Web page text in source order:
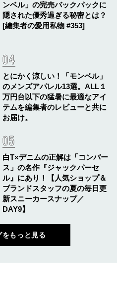
ンベル」の完売バックパックに
隠された優秀過ぎる秘密とは？
[編集者の愛用私物 #353]
とにかく涼しい！「モンベル」
のメンズアパレル13選。ALL１
万円台以下の猛暑に最適なアイ
テムを編集者のレビューと共に
お届け。
白T×デニムの正解は「コンバー
ス」の名作『ジャックパーセ
ル』にあり！【人気ショップ＆
ブランドスタッフの夏の毎日更
新スニーカースナップ／
DAY9】
をもっと見る